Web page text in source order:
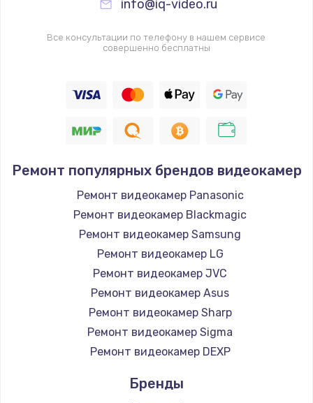
info@iq-video.ru
Все консультации по телефону в нашем сервисе
совершенно бесплатны
Ремонт популярных брендов видеокамер
Ремонт видеокамер Panasonic
Ремонт видеокамер Blackmagic
Ремонт видеокамер Samsung
Ремонт видеокамер LG
Ремонт видеокамер JVC
Ремонт видеокамер Asus
Ремонт видеокамер Sharp
Ремонт видеокамер Sigma
Ремонт видеокамер DEXP
Бренды